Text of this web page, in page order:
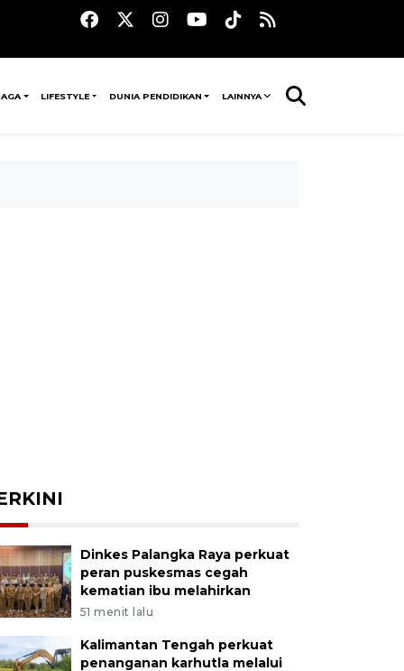
LIFESTYLE DUNIA PENDIDIKAN LAINNYA
Dinkes Palangka Raya perkuat
peran puskesmas cegah
kematian ibu melahirkan
51 menit lalu
Kalimantan Tengah perkuat
penanganan karhutla melalui